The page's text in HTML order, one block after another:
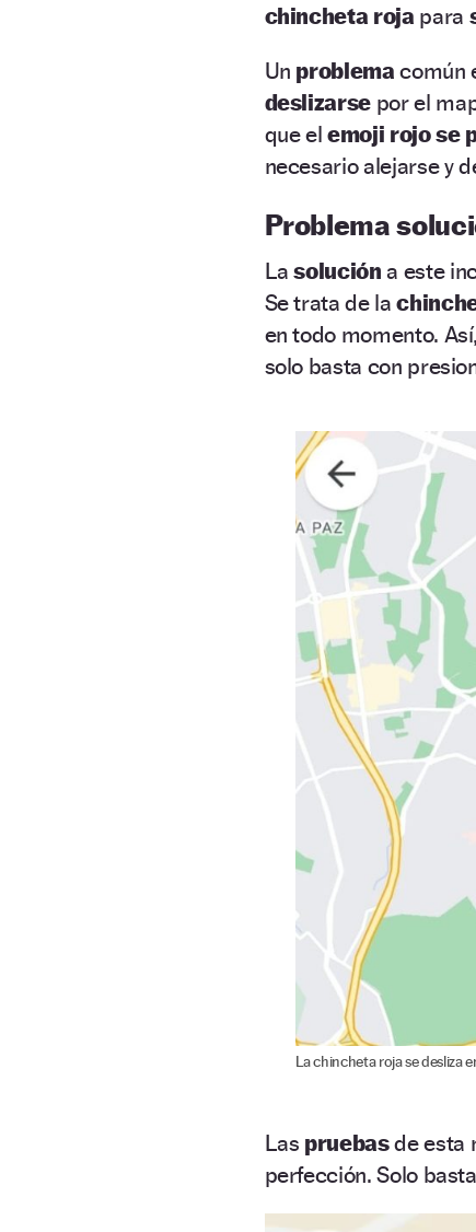
chincheta roja para
Un problema común
deslizarse por el
que elemoji rojo se
necesario alejarse y
Problema
Lasolucióna este
Se trata de la
en todo momento.
solo basta con
La chincheta roja se desliza
Las pruebasde esta
perfección. Solo